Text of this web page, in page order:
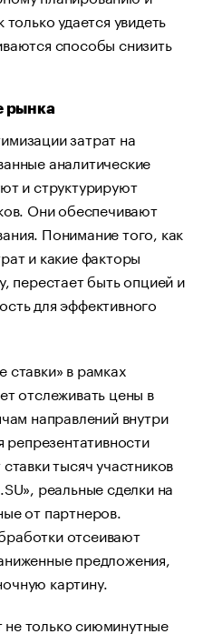
удается увидеть
способы снизить
рынка
затрат на
аналитические
и структурируют
Они обеспечивают
Понимание того, как
и какие факторы
перестает быть опцией и
для эффективного
в рамках
отслеживать цены в
направлений внутри
тысяч участников
реальные сделки на
от партнеров.
отсеивают
предложения,
картину.
только сиюминутные